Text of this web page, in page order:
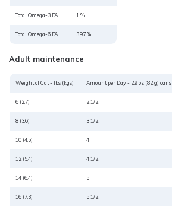
Total Omega-3 FA 1 %
Total Omega-6 FA 3.97 %
Adult maintenance
Weight of Cat - lbs (kgs) Amount per Day - 2.9 oz (82 g) cans
6 (2,7) 2 1/2
8 (3,6) 3 1/2
10 (4,5) 4
12 (5,4) 4 1/2
14 (6,4) 5
16 (7,3) 5 1/2